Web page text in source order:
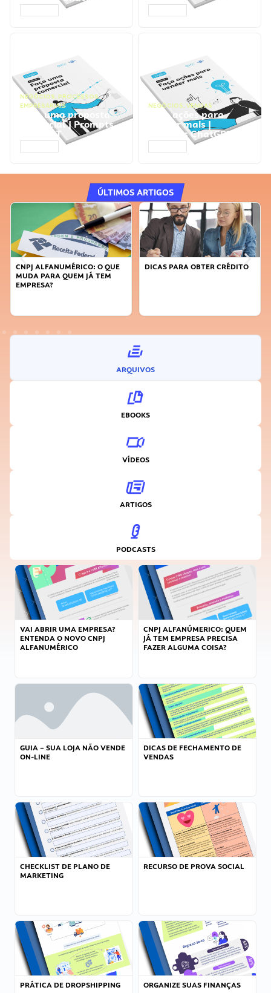
NEGÓCIOS, PROCESSOS
EMPRESARIAIS
Faça uma proposta
comercial | Prompts
ChatGPT
NEGÓCIOS, VENDAS
Faça ações para
vender mais |
Prompts ChatGPT
ÚLTIMOS ARTIGOS
DICAS PARA OBTER CRÉDITO
FAÇA A DIFERENÇA: SEJA
ARQUIVOS
EBOOKS
VÍDEOS
ARTIGOS
PODCASTS
VAI ABRIR UMA EMPRESA?
ENTENDA O NOVO CNPJ
ALFANUMÉRICO
CNPJ ALFANÚMERICO: QUEM
JÁ TEM EMPRESA PRECISA
FAZER ALGUMA COISA?
GUIA – SUA LOJA NÃO VENDE
ON-LINE
DICAS DE FECHAMENTO DE
VENDAS
CHECKLIST DE PLANO DE
MARKETING
RECURSO DE PROVA SOCIAL
PRÁTICA DE DROPSHIPPING ORGANIZE SUAS FINANÇAS